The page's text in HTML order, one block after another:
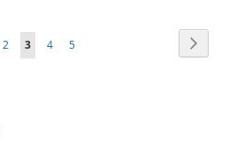
HINZUFÜGEN
Seite
Seite
2
Sie
3 Seite
4 Seite
5